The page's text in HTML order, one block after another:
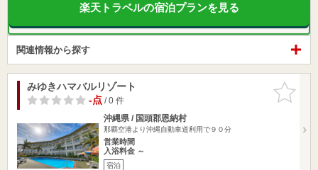
楽天トラベルの宿泊プランを見る
関連情報から探す
お気に入
りに追加
みゆきハマバルリゾート
-点/ 0 件
沖縄県 / 国頭郡恩納村
那覇空港より沖縄自動車道利用で９０分
営業時間
入浴料金 ～
宿泊